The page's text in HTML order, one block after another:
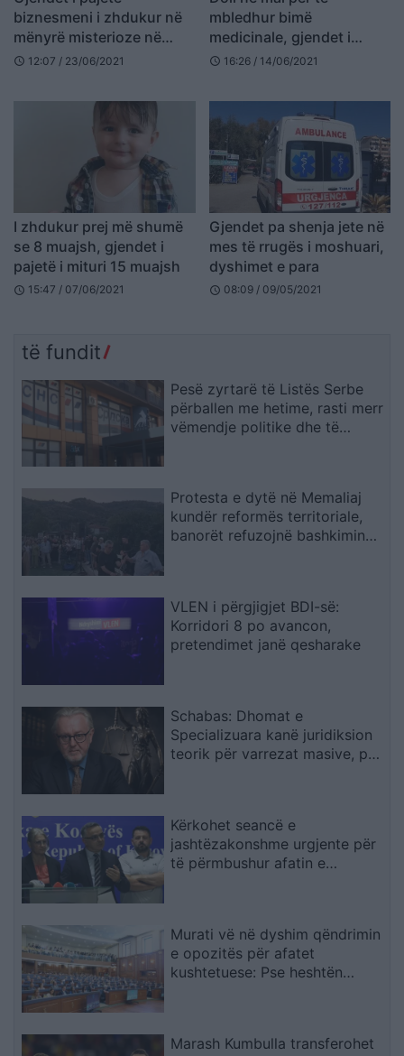
biznesmeni i zhdukur në
mënyrë misterioze në
Greqi, lëvizja dyshuese
schedule 12:07 / 23/06/2021
mbledhur bimë
medicinale, gjendet i
pajetë një person
schedule 16:26 / 14/06/2021
I zhdukur prej më shumë
se 8 muajsh, gjendet i
pajetë i mituri 15 muajsh
schedule 15:47 / 07/06/2021
Gjendet pa shenja jete në
mes të rrugës i moshuari,
dyshimet e para
schedule 08:09 / 09/05/2021
të fundit
Pesë zyrtarë të Listës Serbe
përballen me hetime, rasti merr
vëmendje politike dhe të
Protesta e dytë në Memaliaj
kundër reformës territoriale,
banorët refuzojnë bashkimin
VLEN i përgjigjet BDI-së:
Korridori 8 po avancon,
pretendimet janë qesharake
Schabas: Dhomat e
Specializuara kanë juridiksion
teorik për varrezat masive, por
Kërkohet seancë e
jashtëzakonshme urgjente për
të përmbushur afatin e
Murati vë në dyshim qëndrimin
e opozitës për afatet
kushtetuese: Pse heshtën
Marash Kumbulla transferohet